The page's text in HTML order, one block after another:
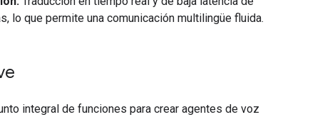
lo que permite una comunicación multilingüe fluida.
integral de funciones para crear agentes de voz